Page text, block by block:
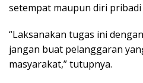
setempat maupun diri pribadi
“Laksanakan tugas ini
jangan buat pelanggaran
masyarakat,” tutupnya.